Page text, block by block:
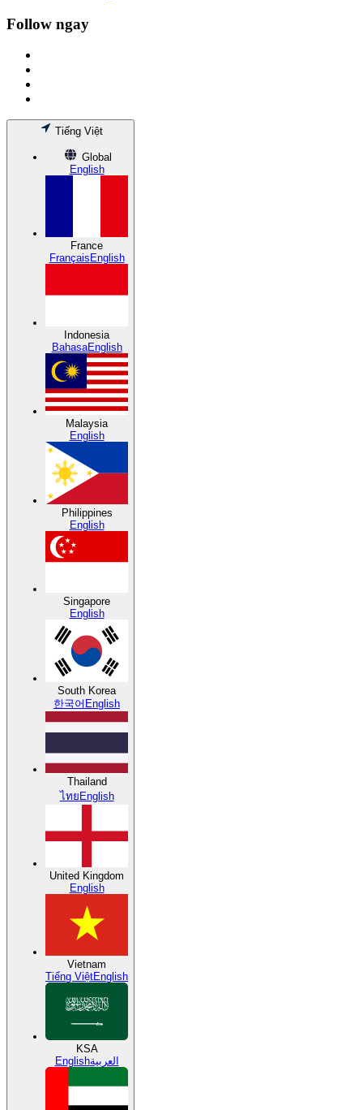
Follow ngay
Tiếng Việt
Global
English
France
Français English
Indonesia
BahasaEnglish
Malaysia
English
Philippines
English
Singapore
English
South Korea
한국어 English
Thailand
ไทย English
United Kingdom
English
Vietnam
Tiếng ViệtEnglish
KSA
Englishالعربية